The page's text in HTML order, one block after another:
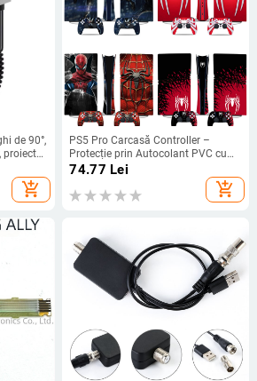
de 90°,
add_shopping_cart
PS5 Pro Carcasă Controller –
Protecție prin Autocolant PVC cu
canale de aer, imprimare HD, folie
0.001 mm, personalizabil după
desene
74.77 Lei
add_shopping_cart